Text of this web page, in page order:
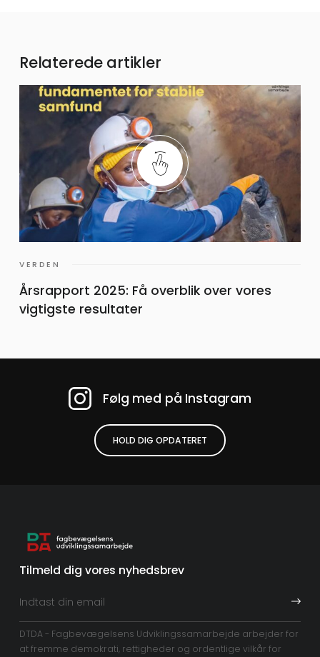
Relaterede artikler
VERDEN
Årsrapport 2025: Få overblik over vores
vigtigste resultater
Følg med på Instagram
HOLD DIG OPDATERET
Tilmeld dig vores nyhedsbrev
DTDA - Fagbevægelsens Udviklingssamarbejde arbejder for
at fremme demokrati, rettigheder og ordentlige vilkår for